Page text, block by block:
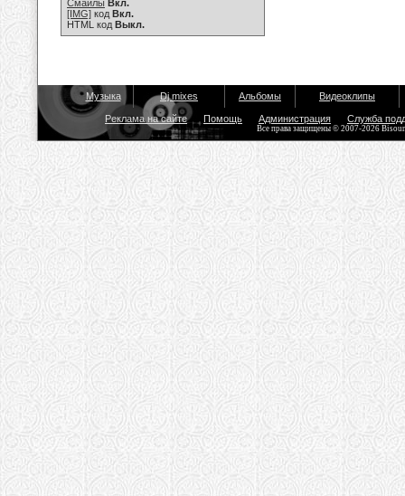
Смайлы Вкл.
[IMG] код Вкл.
HTML код Выкл.
Музыка Dj mixes Альбомы Видеоклипы
Реклама на сайте Помощь Администрация Служба
Все права защищены © 2007-2026